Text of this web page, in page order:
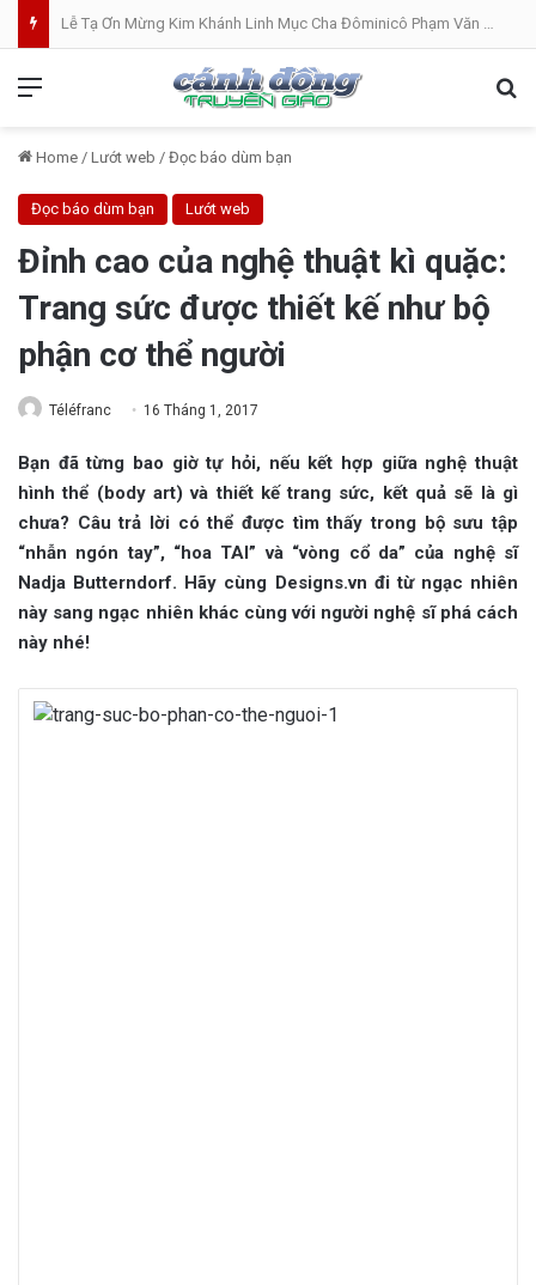
Lễ Tạ Ơn Mừng Kim Khánh Linh Mục Cha Đôminicô Phạm Văn Khâm tại Nhà Thờ Bắc Hòa Giáo Phận Mỹ Tho . 07.08.2026
Home / Lướt web / Đọc báo dùm bạn
Đọc báo dùm bạn Lướt web
Đỉnh cao của nghệ thuật kì quặc:
Trang sức được thiết kế như bộ
phận cơ thể người
Téléfranc 16 Tháng 1, 2017
Bạn đã từng bao giờ tự hỏi, nếu kết hợp giữa nghệ thuật
hình thể (body art) và thiết kế trang sức, kết quả sẽ là gì
chưa? Câu trả lời có thể được tìm thấy trong bộ sưu tập
“nhẫn ngón tay”, “hoa TAI” và “vòng cổ da” của nghệ sĩ
Nadja Butterndorf. Hãy cùng Designs.vn đi từ ngạc nhiên
này sang ngạc nhiên khác cùng với người nghệ sĩ phá cách
này nhé!